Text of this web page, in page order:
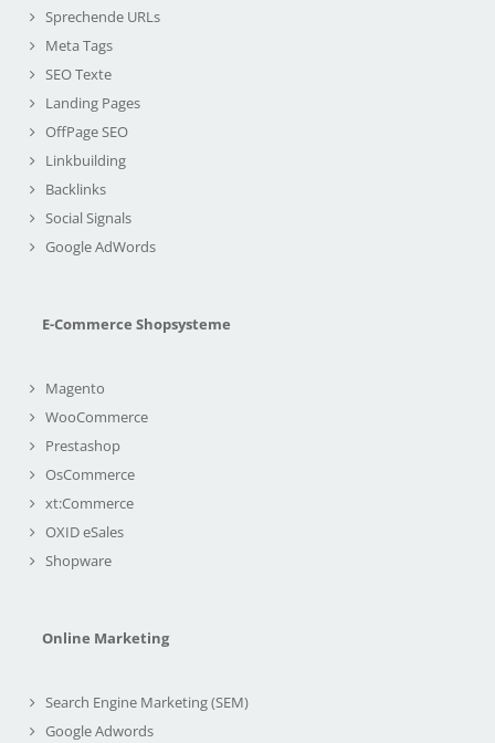
Sprechende URLs
Meta Tags
SEO Texte
Landing Pages
OffPage SEO
Linkbuilding
Backlinks
Social Signals
Google AdWords
E-Commerce Shopsysteme
Magento
WooCommerce
Prestashop
OsCommerce
xt:Commerce
OXID eSales
Shopware
Online Marketing
Search Engine Marketing (SEM)
Google Adwords